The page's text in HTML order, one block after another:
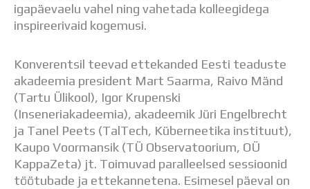
igapäevaelu vahel ning vahetada kolleegidega
inspireerivaid kogemusi.
Konverentsil teevad ettekanded Eesti teaduste
akadeemia president Mart Saarma, Raivo Mänd
(Tartu Ülikool), Igor Krupenski
(Inseneriakadeemia), akadeemik Jüri Engelbrecht
ja Tanel Peets (TalTech, Küberneetika instituut),
Kaupo Voormansik (TÜ Observatoorium, OÜ
KappaZeta) jt. Toimuvad paralleelsed sessioonid
töötubade ja ettekannetena. Esimesel päeval on